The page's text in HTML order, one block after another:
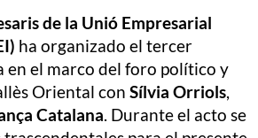
de la Unió Empresarial
ha organizado el tercer
el marco del foro político y
Oriental con Sílvia Orriols,
Catalana. Durante el acto se